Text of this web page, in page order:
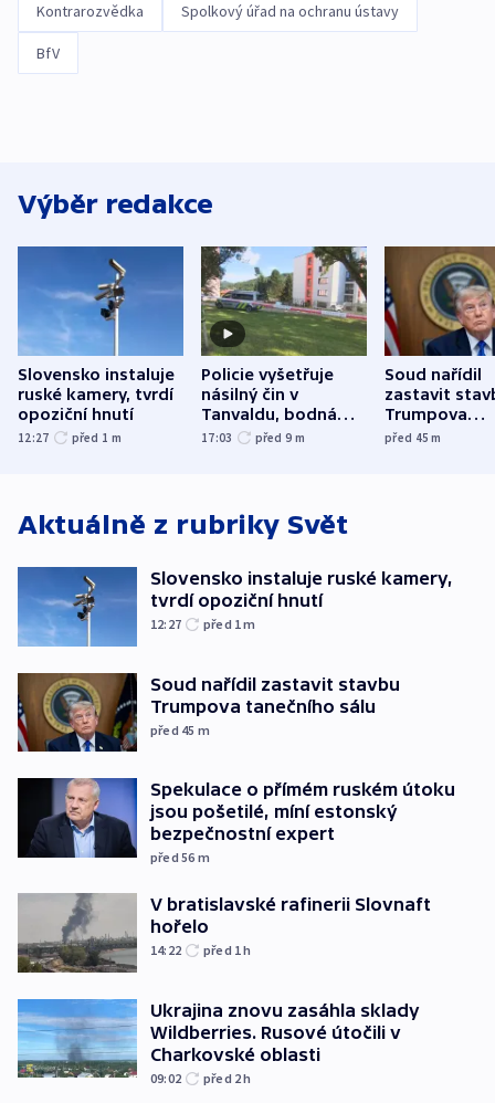
Kontrarozvědka Spolkový úřad na ochranu ústavy
BfV
Výběr redakce
Slovensko instaluje
ruské kamery, tvrdí
opoziční hnutí
12:27 před 1 m
Policie vyšetřuje
násilný čin v
Tanvaldu, bodná
zranění při něm
17:03 před 9 m
Soud nařídil
zastavit
Trumpova
tanečního
před 45m
Aktuálně z rubriky Svět
Slovensko instaluje ruské kamery,
tvrdí opoziční hnutí
12:27 před 1m
Soud nařídil zastavit stavbu
Trumpova tanečního sálu
před 45 m
Spekulace o přímém ruském útoku
jsou pošetilé, míní estonský
bezpečnostní expert
před 56 m
V bratislavské rafinerii Slovnaft
hořelo
14:22 před 1h
Ukrajina znovu zasáhla sklady
Wildberries. Rusové útočili v
Charkovské oblasti
09:02 před 2h